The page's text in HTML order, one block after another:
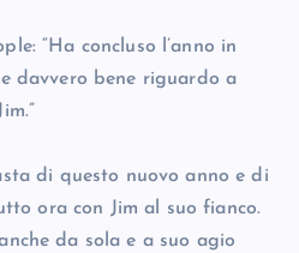
“Ha concluso l’anno in
davvero bene riguardo a
di questo nuovo anno e di
ora con Jim al suo fianco.
da sola e a suo agio